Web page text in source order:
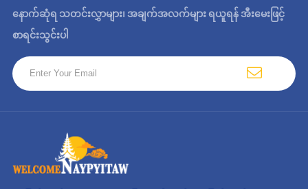
နောက်ဆုံရ သတင်းလွှာများ၊ အချက်အလက်များ ရယူရန် အီးမေးဖြင့်
စာရင်းသွင်းပါ